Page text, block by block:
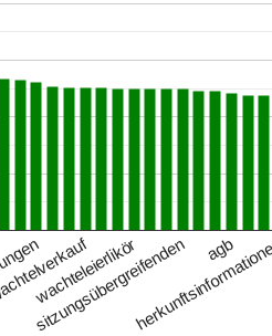
wachteleierlikör
sitzungsübergreifenden agb